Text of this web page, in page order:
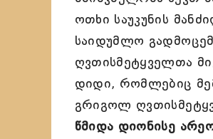
ოთხი საუკუნის
საიდუმლო
ღვთისმეტყველთა
დიდი, რომლებიც
გრიგოლ
წმიდა დიონისე